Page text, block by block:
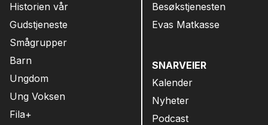
Historien vår
Gudstjeneste
Smågrupper
Barn
Ungdom
Ung Voksen
Fila+
Besøkstjenesten
Evas Matkasse
SNARVEIER
Kalender
Nyheter
Podcast